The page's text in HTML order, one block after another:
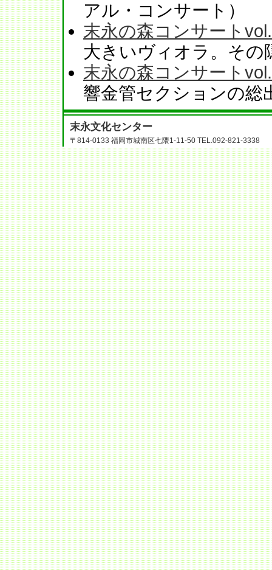
アル・コンサート）
末永の森コンサート
大きいヴィオラ。その
末永の森コンサート
響金管セクションの総
末永文化センター
〒814-0133 福岡市城南区七隈1-11-50 TEL.092-821-3338